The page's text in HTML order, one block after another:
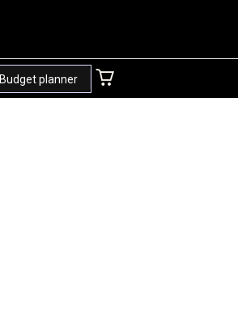
Budget planner